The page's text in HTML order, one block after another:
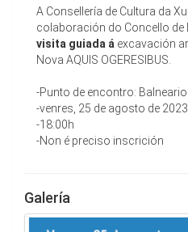
A Consellería de Cultura da
colaboración do Concello
visita guiada á excavación
Nova AQUIS OGERESIBUS.
-Punto de encontro:
-venres, 25 de agosto de 2023
-18:00h
-Non é preciso inscrición
Galería